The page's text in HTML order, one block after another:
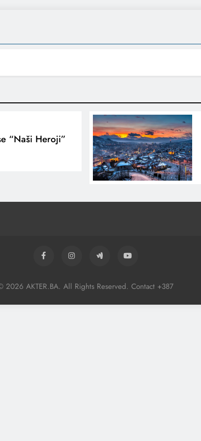
“Naši Heroji”
2026 AKTER.BA. All Rights Reserved. Contact +387